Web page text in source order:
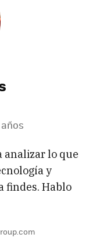
analizar lo que
y
findes. Hablo